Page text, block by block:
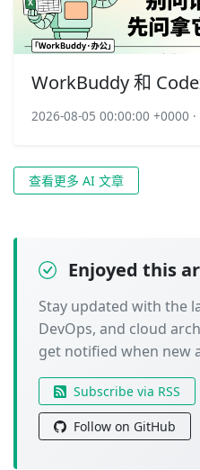
WorkBuddy 和
2026-08-05 00:00:00 +0000 ·
查看更多 AI 文章
Enjoyed this
Stay updated with the
DevOps, and cloud
get notified when new
Subscribe via RSS
Follow on GitHub